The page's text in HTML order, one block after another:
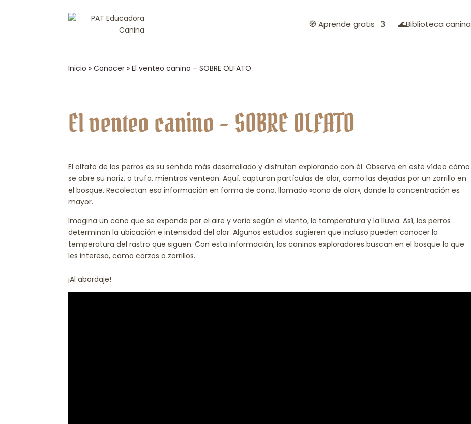
🧭 Aprende gratis 🌊Biblioteca canina
Inicio »Conocer »El venteo canino – SOBRE OLFATO
El venteo canino – SOBRE OLFATO
El olfato de los perros es su sentido más desarrollado y disfrutan explorando con él. Observa en este vídeo cómo
se abre su nariz, o trufa, mientras ventean. Aquí, capturan partículas de olor, como las dejadas por un zorrillo en
el bosque. Recolectan esa información en forma de cono, llamado «cono de olor», donde la concentración es
mayor.
Imagina un cono que se expande por el aire y varía según el viento, la temperatura y la lluvia. Así, los perros
determinan la ubicación e intensidad del olor. Algunos estudios sugieren que incluso pueden conocer la
temperatura del rastro que siguen. Con esta información, los caninos exploradores buscan en el bosque lo que
les interesa, como corzos o zorrillos.
¡Al abordaje!